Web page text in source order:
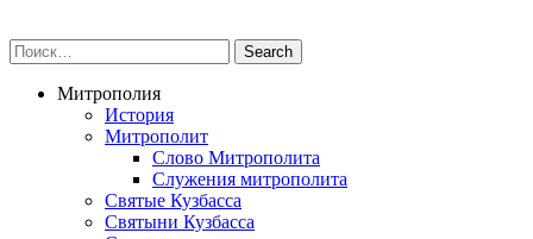
Митрополия
История
Митрополит
Слово Митрополита
Служения митрополита
Святые Кузбасса
Святыни Кузбасса